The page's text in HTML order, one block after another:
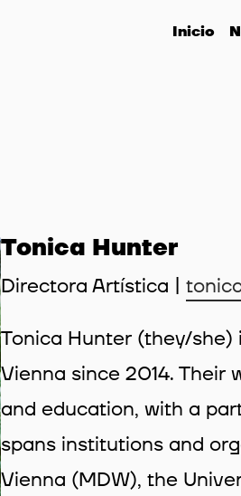
Inicio
Tonica Hunter
Directora Artística |
Tonica Hunter (they/she)
Vienna since 2014. Their
and education, with a
spans institutions and
Vienna (MDW), the